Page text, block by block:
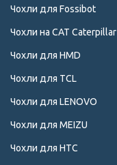
Чохли для Fossibot
Чохли на CAT Caterpillar
Чохли для HMD
Чохли для TCL
Чохли для LENOVO
Чохли для MEIZU
Чохли для HTC